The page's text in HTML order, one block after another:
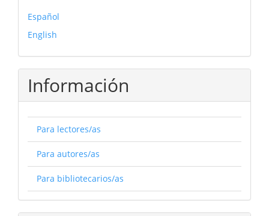
Español
English
Información
Para lectores/as
Para autores/as
Para bibliotecarios/as